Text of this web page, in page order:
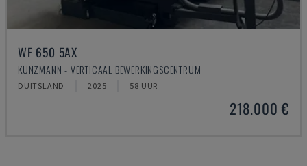
WF 650 5AX
KUNZMANN - VERTICAAL BEWERKINGSCENTRUM
DUITSLAND 2025 58 UUR
218.000 €